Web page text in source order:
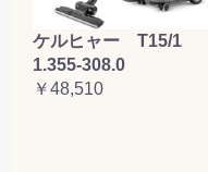
ケルヒャー T15/1
1.355-308.0
￥48,510